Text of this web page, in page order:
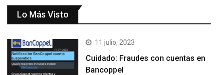
Lo Más Visto
11 julio, 2023
Cuidado: Fraudes con cuentas en
Bancoppel